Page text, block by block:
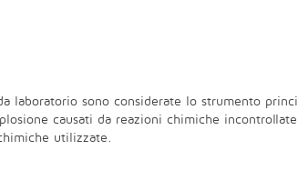
laboratorio sono considerate lo strumento
causati da reazioni chimiche
utilizzate.